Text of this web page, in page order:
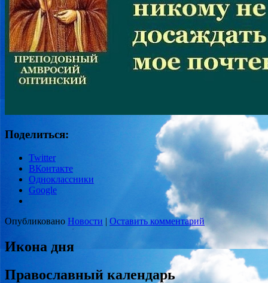
Поделиться:
Twitter
ВКонтакте
Одноклассники
Google
Опубликовано Новости | Оставить комментарий
Икона дня
Православный календарь